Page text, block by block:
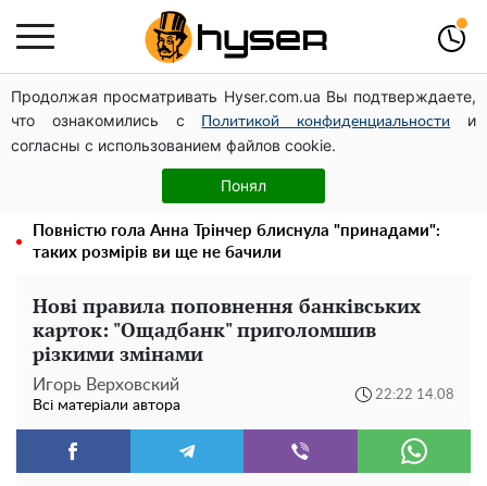
Продолжая просматривать Hyser.com.ua Вы подтверждаете,
что ознакомились с
Политикой конфиденциальности
и
согласны с использованием файлов cookie.
Понял
Дрони із націнкою: Олександр Конотопський вивів
мільйони оборонного бюджету через фіктивну фірму в
Естонії
Гола Олена Тополя у цікавих позах змусила відвисати
щелепи: злив відео – було лише початком
Повністю гола Анна Трінчер блиснула "принадами":
таких розмірів ви ще не бачили
Нові правила поповнення банківських
карток: "Ощадбанк" приголомшив
різкими змінами
Игорь Верховский
Всі матеріали автора
22:22 14.08